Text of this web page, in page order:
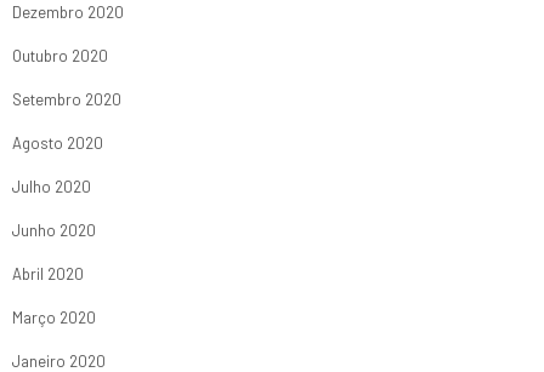
Dezembro 2020
Outubro 2020
Setembro 2020
Agosto 2020
Julho 2020
Junho 2020
Abril 2020
Março 2020
Janeiro 2020